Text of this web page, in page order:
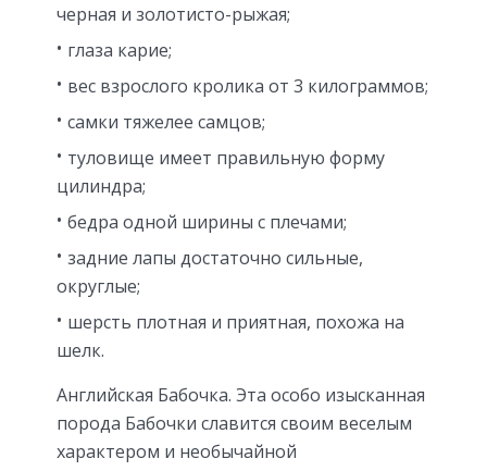
черная и золотисто-рыжая;
глаза карие;
вес взрослого кролика от 3 килограммов;
самки тяжелее самцов;
туловище имеет правильную форму
цилиндра;
бедра одной ширины с плечами;
задние лапы достаточно сильные,
округлые;
шерсть плотная и приятная, похожа на
шелк.
Английская Бабочка. Эта особо изысканная
порода Бабочки славится своим веселым
характером и необычайной